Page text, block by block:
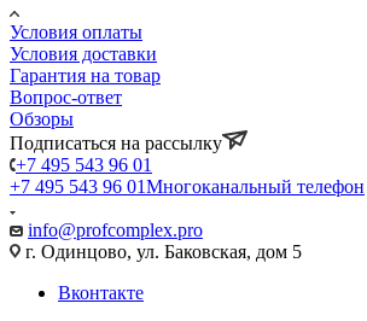
Условия оплаты
Условия доставки
Гарантия на товар
Вопрос-ответ
Обзоры
Подписаться на рассылку
+7 495 543 96 01
+7 495 543 96 01Многоканальный телефон
info@profcomplex.pro
г. Одинцово, ул. Баковская, дом 5
Вконтакте